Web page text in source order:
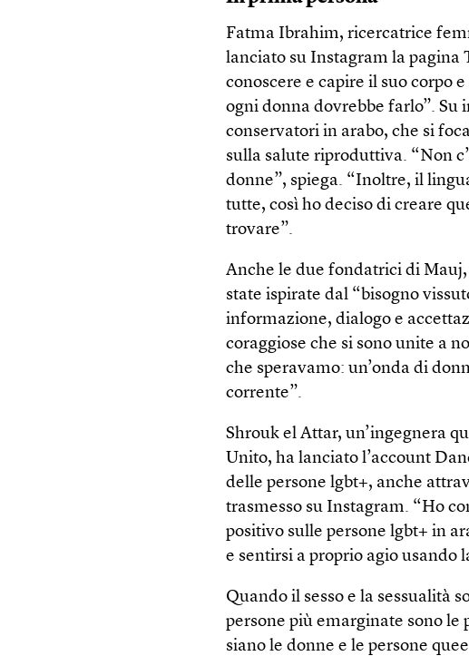
Fatma Ibrahim, ricercatrice
lanciato su Instagram la pagina
conoscere e capire il suo corpo
ogni donna dovrebbe farlo”.
conservatori in arabo, che si
sulla salute riproduttiva. “Non
donne”, spiega. “Inoltre, il
tutte, così ho deciso di creare
trovare”.
Anche le due fondatrici di
state ispirate dal “bisogno
informazione, dialogo e
coraggiose che si sono unite a
che speravamo: un’onda di
corrente”.
Shrouk el Attar, un’ingegnera
Unito, ha lanciato l’account
delle persone lgbt+, anche
trasmesso su Instagram. “Ho
positivo sulle persone lgbt+ in
e sentirsi a proprio agio usando
Quando il sesso e la sessualità
persone più emarginate sono
siano le donne e le persone